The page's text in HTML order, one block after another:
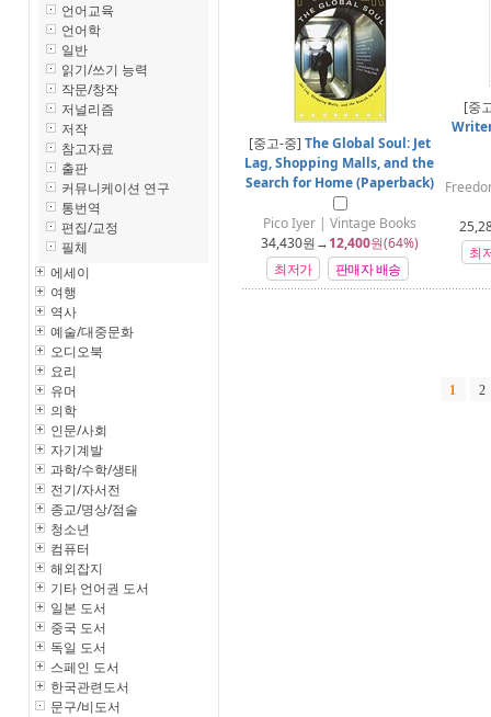
언어교육
언어학
일반
읽기/쓰기 능력
작문/창작
저널리즘
저작
참고자료
출판
커뮤니케이션 연구
통번역
편집/교정
필체
에세이
여행
역사
예술/대중문화
오디오북
요리
유머
의학
인문/사회
자기계발
과학/수학/생태
전기/자서전
종교/명상/점술
청소년
컴퓨터
해외잡지
기타 언어권 도서
일본 도서
중국 도서
독일 도서
스페인 도서
한국관련도서
문구/비도서
[중고-중] The Global Soul: Jet
Lag, Shopping Malls, and the
Search for Home (Paperback)
Pico Iyer | Vintage Books
34,430원→12,400원(64%)
최저가
판매자 배송
[중
최
1 2